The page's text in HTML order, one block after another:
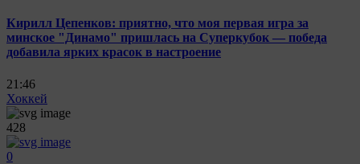
Кирилл Цепенков: приятно, что моя первая игра за
минское "Динамо" пришлась на Суперкубок — победа
добавила ярких красок в настроение
21:46
Хоккей
428
0